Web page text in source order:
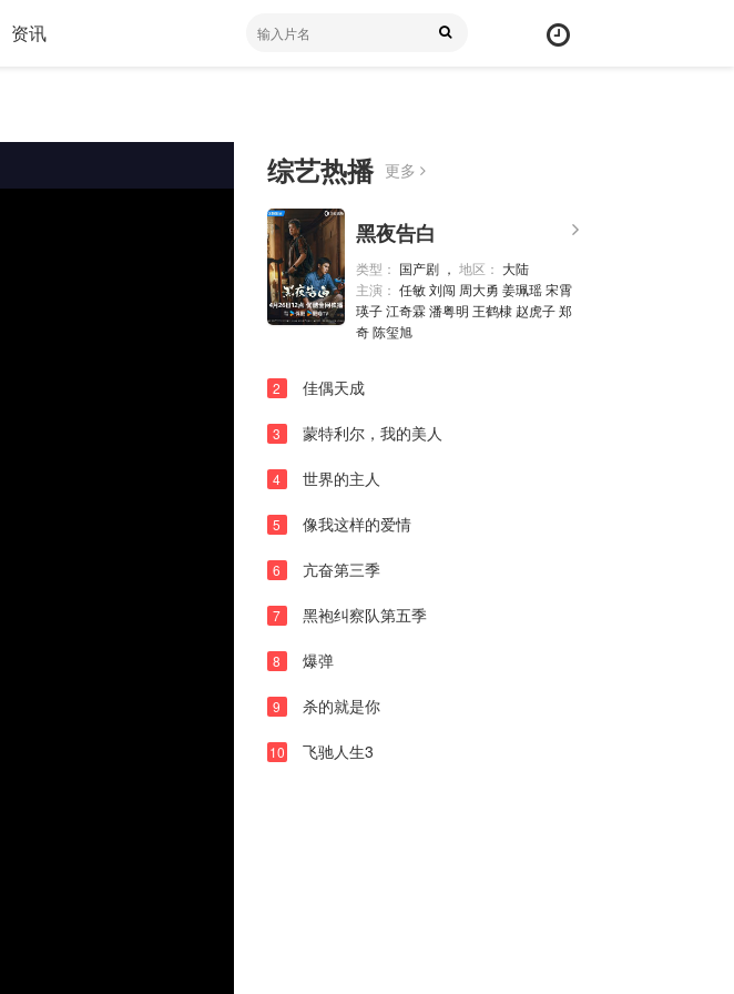
资讯
20260424上
20260424中
20260424下
20260425未播
20260430未播
20260501上
20260501中
20260501下
20260501纯享
20260508上
20260508中
20260508下
弹
幕
颜
色
综艺热播 更多
黑夜告白
类型： 国产剧 ， 地区： 大陆
主演： 任敏 刘闯 周大勇 姜珮瑶 宋霄
瑛子 江奇霖 潘粤明 王鹤棣 赵虎子 郑
奇 陈玺旭
2 佳偶天成
3 蒙特利尔，我的美人
4 世界的主人
5 像我这样的爱情
6 亢奋第三季
7 黑袍纠察队第五季
8 爆弹
9 杀的就是你
10 飞驰人生3